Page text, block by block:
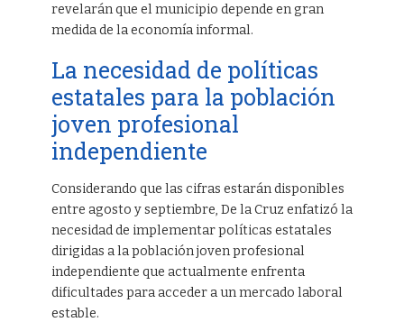
revelarán que el municipio depende en gran
medida de la economía informal.
La necesidad de políticas
estatales para la población
joven profesional
independiente
Considerando que las cifras estarán disponibles
entre agosto y septiembre, De la Cruz enfatizó la
necesidad de implementar políticas estatales
dirigidas a la población joven profesional
independiente que actualmente enfrenta
dificultades para acceder a un mercado laboral
estable.